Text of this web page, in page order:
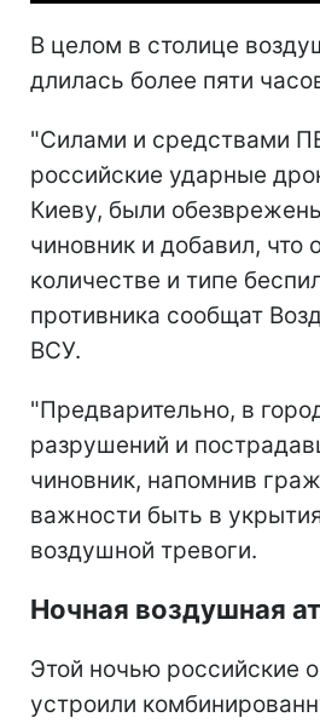
В целом в столице
длилась более пяти
"Силами и средствами
российские ударные
Киеву, были
чиновник и добавил, что
количестве и типе
противника сообщат
ВСУ.
"Предварительно, в
разрушений и
чиновник, напомнив
важности быть в
воздушной тревоги.
Ночная воздушная
Этой ночью российские
устроили